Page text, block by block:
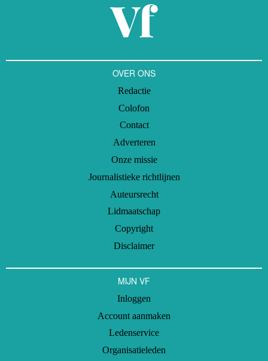
OVER ONS
Redactie
Colofon
Contact
Adverteren
Onze missie
Journalistieke richtlijnen
Auteursrecht
Lidmaatschap
Copyright
Disclaimer
MIJN VF
Inloggen
Account aanmaken
Ledenservice
Organisatieleden